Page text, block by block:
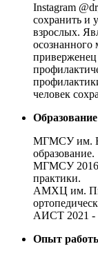
Instagram
сохранить и
взрослых.
осознанного
человек
Образование
МГМСУ им.
образование.
МГМСУ 2016 -
практики.
АМХЦ им.
АИСТ 2021 -
Опыт